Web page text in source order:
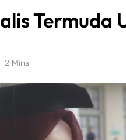
Termuda
2 Mins